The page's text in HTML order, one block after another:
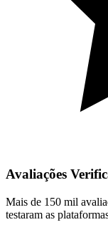
Avaliações
Mais de 150 mil
testaram as